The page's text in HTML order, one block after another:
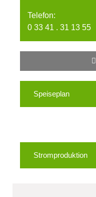
Telefon:
0 33 41 . 31 13 55
Speiseplan
Stromproduktion